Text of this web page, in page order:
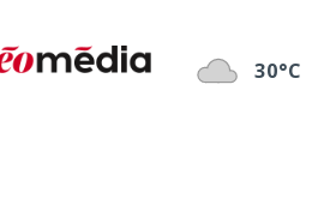
30°C